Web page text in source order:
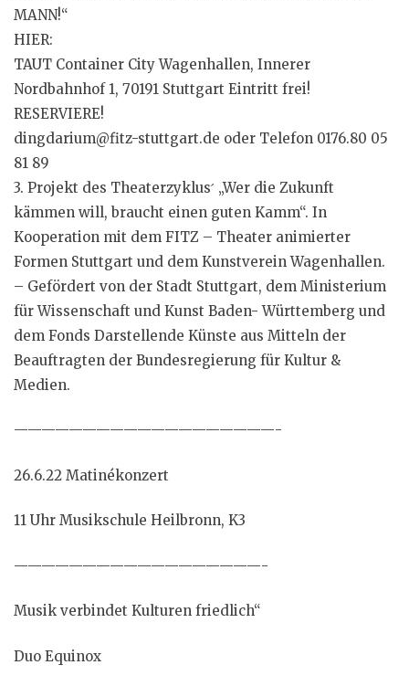
MANN!“
HIER:
TAUT Container City Wagenhallen, Innerer
Nordbahnhof 1, 70191 Stuttgart Eintritt frei!
RESERVIERE!
dingdarium@fitz-stuttgart.de oder Telefon 0176.80 05
81 89
3. Projekt des Theaterzyklus ́ „Wer die Zukunft
kämmen will, braucht einen guten Kamm“. In
Kooperation mit dem FITZ – Theater animierter
Formen Stuttgart und dem Kunstverein Wagenhallen.
– Gefördert von der Stadt Stuttgart, dem Ministerium
für Wissenschaft und Kunst Baden- Württemberg und
dem Fonds Darstellende Künste aus Mitteln der
Beauftragten der Bundesregierung für Kultur &
Medien.
———————————————————-
26.6.22 Matinékonzert
11 Uhr Musikschule Heilbronn, K3
——————————————————-
Musik verbindet Kulturen friedlich“
Duo Equinox